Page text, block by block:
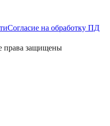
Согласие на обработку ПД
защищены